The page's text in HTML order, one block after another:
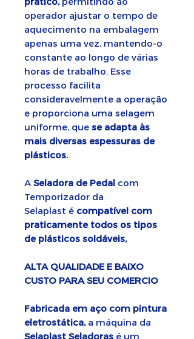
operador ajustar o tempo de
aquecimento na embalagem
apenas uma vez, mantendo-o
constante ao longo de várias
horas de trabalho. Esse
processo facilita
consideravelmente a operação
e proporciona uma selagem
uniforme, que se adapta às
mais diversas espessuras de
plásticos.
A Seladora de Pedal com
Temporizador da
Selaplast é compatível com
praticamente todos os tipos
de plásticos soldáveis,
ALTA QUALIDADE E BAIXO
CUSTO PARA SEU COMERCIO
Fabricada em aço com pintura
eletrostática, a máquina da
Selaplast Seladoras é um